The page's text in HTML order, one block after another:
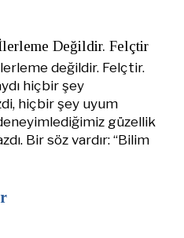
Değildir. Felçtir
değildir. Felçtir.
hiçbir şey
hiçbir şey uyum
güzellik
Bir söz vardır: “Bilim